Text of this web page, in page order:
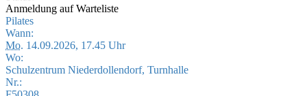
Anmeldung auf Warteliste
Pilates
Wann:
Mo. 14.09.2026, 17.45 Uhr
Wo:
Schulzentrum Niederdollendorf, Turnhalle
Nr.: